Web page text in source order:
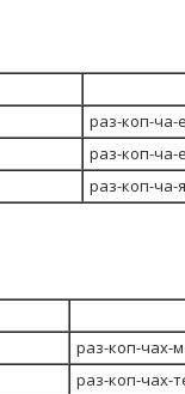
раз-коп-ча-
раз-коп-ча-
раз-коп-ча-
раз-коп-чах-
раз-коп-чах-